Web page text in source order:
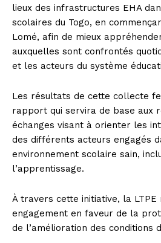
lieux des infrastructures EHA
scolaires du Togo, en
Lomé, afin de mieux
auxquelles sont confrontés
et les acteurs du système
Les résultats de cette collecte
rapport qui servira de base aux
échanges visant à orienter les
des différents acteurs engagés
environnement scolaire sain,
l’apprentissage.
À travers cette initiative, la
engagement en faveur de la
de l’amélioration des conditions